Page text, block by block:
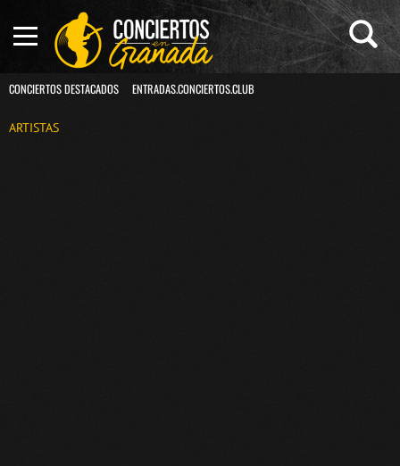
CONCIERTOS DESTACADOS ENTRADAS.CONCIERTOS.CLUB
ARTISTAS